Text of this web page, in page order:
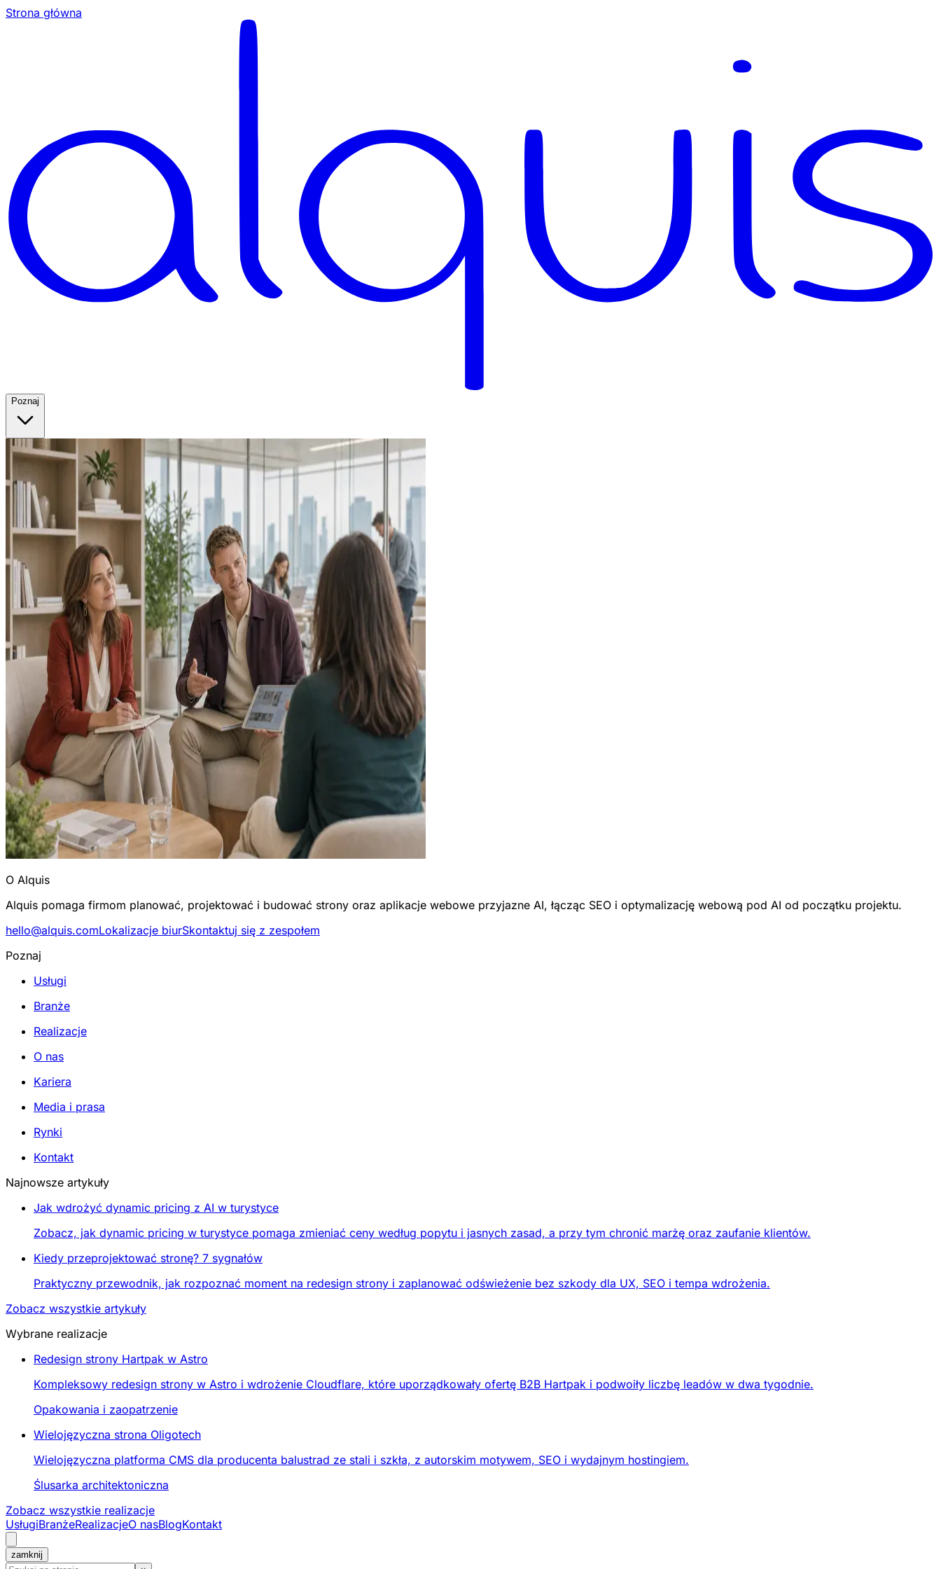
Strona główna
Poznaj
O Alquis
Alquis pomaga firmom planować, projektować i budować strony oraz aplikacje webowe przyjazne AI, łącząc SEO i optymalizację webową pod AI od początku projektu.
hello@alquis.comLokalizacje biurSkontaktuj się z zespołem
Poznaj
Usługi
Branże
Realizacje
O nas
Kariera
Media i prasa
Rynki
Kontakt
Najnowsze artykuły
Jak wdrożyć dynamic pricing z AI w turystyce
Zobacz, jak dynamic pricing w turystyce pomaga zmieniać ceny według popytu i jasnych zasad, a przy tym chronić marżę oraz zaufanie klientów.
Kiedy przeprojektować stronę? 7 sygnałów
Praktyczny przewodnik, jak rozpoznać moment na redesign strony i zaplanować odświeżenie bez szkody dla UX, SEO i tempa wdrożenia.
Zobacz wszystkie artykuły
Wybrane realizacje
Redesign strony Hartpak w Astro
Kompleksowy redesign strony w Astro i wdrożenie Cloudflare, które uporządkowały ofertę B2B Hartpak i podwoiły liczbę leadów w dwa tygodnie.
Opakowania i zaopatrzenie
Wielojęzyczna strona Oligotech
Wielojęzyczna platforma CMS dla producenta balustrad ze stali i szkła, z autorskim motywem, SEO i wydajnym hostingiem.
Ślusarka architektoniczna
Zobacz wszystkie realizacje
UsługiBranżeRealizacjeO nasBlogKontakt
zamknij